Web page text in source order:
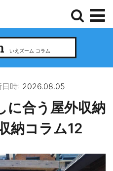
ュ
いえズーム コラム
日時: 2026.08.05
に合う屋外収納
納コラム12